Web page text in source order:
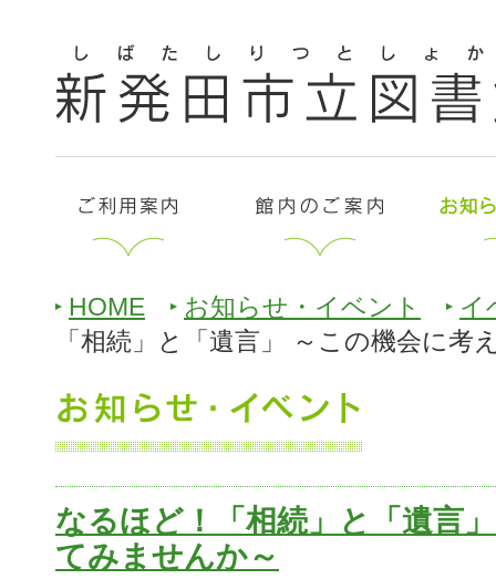
HOME お知らせ・イベント
イ
「相続」と「遺言」 ～この機会に考
なるほど！「相続」と「遺言
てみませんか～